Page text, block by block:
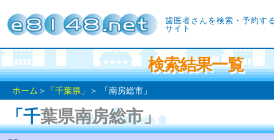
歯医者さんを検索・予約す
サイト
検索結果一覧
ホーム ＞ 「千葉県」 ＞ 「南房総市」
「千葉県南房総市」